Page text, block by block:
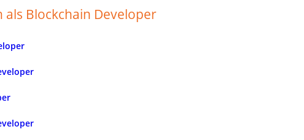
als Blockchain Developer